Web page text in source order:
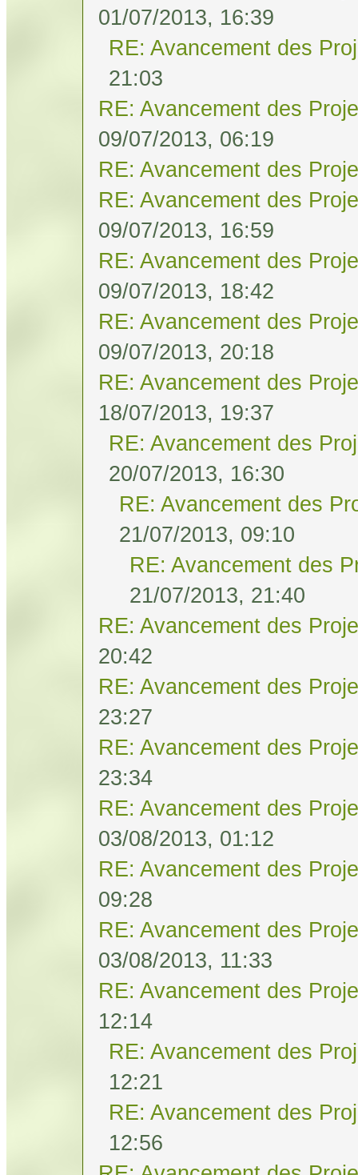
01/07/2013, 16:39
RE: Avancement des
21:03
RE: Avancement des
09/07/2013, 06:19
RE: Avancement des
RE: Avancement des
09/07/2013, 16:59
RE: Avancement des
09/07/2013, 18:42
RE: Avancement des
09/07/2013, 20:18
RE: Avancement des
18/07/2013, 19:37
RE: Avancement des
20/07/2013, 16:30
RE: Avancement des
21/07/2013, 09:10
RE: Avancement des
21/07/2013, 21:40
RE: Avancement des
20:42
RE: Avancement des
23:27
RE: Avancement des
23:34
RE: Avancement des
03/08/2013, 01:12
RE: Avancement des
09:28
RE: Avancement des
03/08/2013, 11:33
RE: Avancement des
12:14
RE: Avancement des
12:21
RE: Avancement des
12:56